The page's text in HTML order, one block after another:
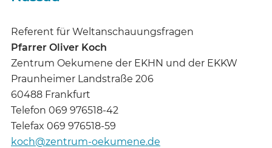
Referent für Weltanschauungsfragen
Pfarrer Oliver Koch
Zentrum Oekumene der EKHN und der EKKW
Praunheimer Landstraße 206
60488 Frankfurt
Telefon 069 976518-42
Telefax 069 976518-59
koch@zentrum-oekumene.de